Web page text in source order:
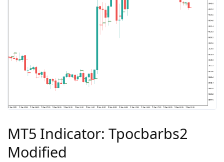
MT5 Indicator: Tpocbarbs2
Modified